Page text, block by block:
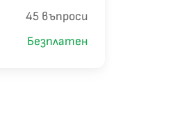
45 въпроси
Безплатен